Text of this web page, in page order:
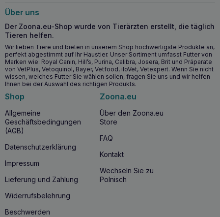
Gelenkunterstützung für Hunde
DOLFOS ArthroCollagen wird für Hunde jeden Alters
empfohlen, insbesondere für Hunde in der intensiven
Wachstumsphase, zur Unterstützung einer normalen
Gelenkstruktur, für Hunde mit ersten Anzeichen von
Gelenkverschleiß oder für Hunde mit Mobilitätsproblemen
und Gelenkfunktionsstörungen, um deren Regeneration
und Funktion zu unterstützen.
Warum DOLFOS ArthroCollagen 90 Tabletten
Gelenkunterstützung für Hunde?
DOLFOS ArthroCollagen 90 Tabletten zur
Unterstützung der Gelenke von Hunden
Nährstoffe zurUnterstützung der Gelenkgesundheit und
verbessert die Mobilität und den Komfort Ihres
Die regelmäßige Einnahme des
Nahrungsergänzungsmittels kann dazu beitragen, das
insbesondere bei Rassen, die für solche Erkrankungen
Über uns
Der Zoona.eu-Shop wurde von Tierärzten erstellt, die täglich
Tieren helfen.
Wir lieben Tiere und bieten in unserem Shop hochwertigste Produkte an,
perfekt abgestimmt auf Ihr Haustier. Unser Sortiment umfasst Futter von
Marken wie: Royal Canin, Hill’s, Purina, Calibra, Josera, Brit und Präparate
von VetPlus, Vetoquinol, Bayer, Vetfood, iloVet, Vetexpert. Wenn Sie nicht
wissen, welches Futter Sie wählen sollen, fragen Sie uns und wir helfen
Ihnen bei der Auswahl des richtigen Produkts.
Shop
Allgemeine
Geschäftsbedingungen
(AGB)
Datenschutzerklärung
Impressum
Lieferung und Zahlung
Widerrufsbelehrung
Beschwerden
Zoona.eu
Über den Zoona.eu
Store
FAQ
Kontakt
Wechseln Sie zu
Polnisch